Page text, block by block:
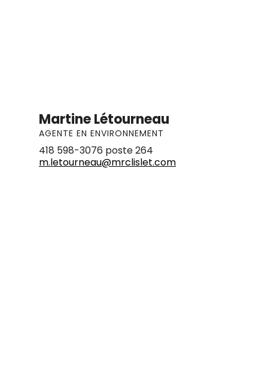
Martine Létourneau
AGENTE EN ENVIRONNEMENT
418 598-3076 poste 264
m.letourneau@mrclislet.com